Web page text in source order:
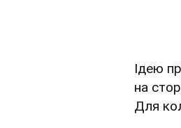
Ідею
на
Для